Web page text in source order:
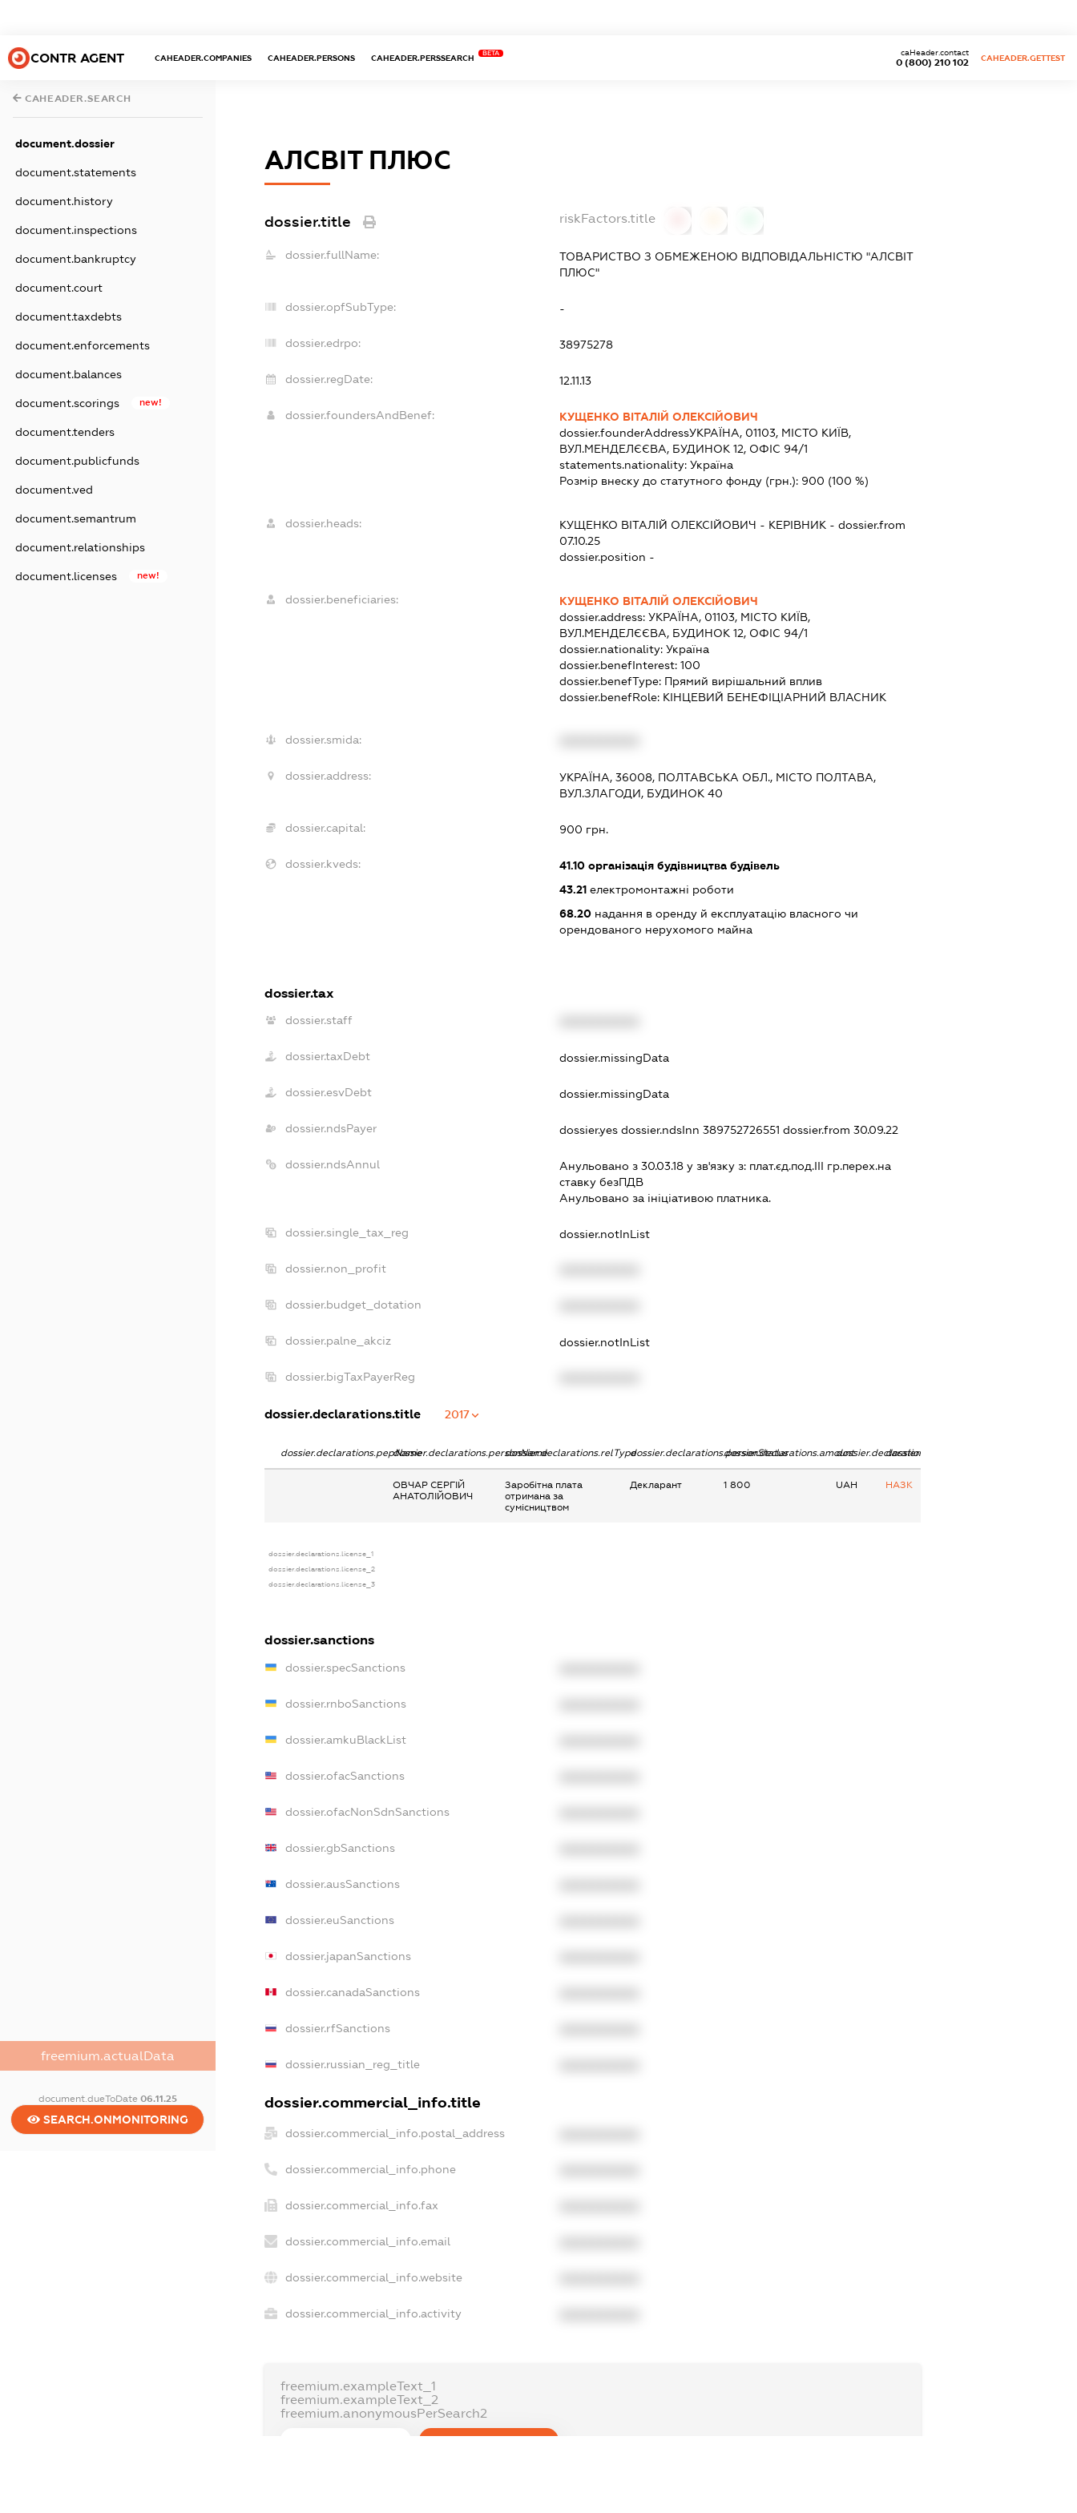
CONTR AGENT CAHEADER.COMPANIES CAHEADER.PERSONS CAHEADER.PERSSEARCH
BETA
0 (800) 210 102
caHeader.contact
CAHEADER.GETTEST
CAHEADER.SEARCH
document.dossier
document.statements
document.history
document.inspections
document.bankruptcy
document.court
document.taxdebts
document.enforcements
document.balances
document.scorings new!
document.tenders
document.publicfunds
document.ved
document.semantrum
document.relationships
document.licenses new!
freemium.actualData
document.dueToDate 06.11.25
SEARCH.ONMONITORING
АЛСВІТ ПЛЮС
dossier.title riskFactors.title
dossier.fullName:
ТОВАРИСТВО З ОБМЕЖЕНОЮ ВІДПОВІДАЛЬНІСТЮ "АЛСВІТ
ПЛЮС"
dossier.opfSubType: -
dossier.edrpo: 38975278
dossier.regDate: 12.11.13
dossier.foundersAndBenef:
КУЩЕНКО ВІТАЛІЙ ОЛЕКСІЙОВИЧ
dossier.founderAddressУКРАЇНА, 01103, МІСТО КИЇВ,
ВУЛ.МЕНДЕЛЄЄВА, БУДИНОК 12, ОФІС 94/1
statements.nationality:Україна
Розмір внеску до статутного фонду (грн.): 900 (100 %)
dossier.heads: КУЩЕНКО ВІТАЛІЙ ОЛЕКСІЙОВИЧ - КЕРІВНИК - dossier.from
07.10.25
dossier.position -
dossier.beneficiaries:
КУЩЕНКО ВІТАЛІЙ ОЛЕКСІЙОВИЧ
dossier.address:УКРАЇНА, 01103, МІСТО КИЇВ,
ВУЛ.МЕНДЕЛЄЄВА, БУДИНОК 12, ОФІС 94/1
dossier.nationality:Україна
dossier.benefInterest:100
dossier.benefType: Прямий вирішальний вплив
dossier.benefRole: КІНЦЕВИЙ БЕНЕФІЦІАРНИЙ ВЛАСНИК
dossier.smida:
dossier.address:
УКРАЇНА, 36008, ПОЛТАВСЬКА ОБЛ., МІСТО ПОЛТАВА,
ВУЛ.ЗЛАГОДИ, БУДИНОК 40
dossier.capital: 900 грн.
dossier.kveds: 41.10 організація будівництва будівель
43.21 електромонтажні роботи
68.20 надання в оренду й експлуатацію власного чи
орендованого нерухомого майна
dossier.tax
dossier.staff
dossier.taxDebt dossier.missingData
dossier.esvDebt dossier.missingData
dossier.ndsPayer dossier.yesdossier.ndsInn 389752726551dossier.from 30.09.22
dossier.ndsAnnul Анульовано з 30.03.18 у зв'язку з: плат.єд.под.III гр.перех.на
ставку безПДВ
Анульовано за iнiцiативою платника.
dossier.single_tax_reg dossier.notInList
dossier.non_profit
dossier.budget_dotation
dossier.palne_akciz dossier.notInList
dossier.bigTaxPayerReg
dossier.declarations.title 2017
dossier.declarations.pepNamedossier.declarations.personNamedossier.declarations.relTypedossier.declarations.personStatusdossier.declarations.amountdossier.declarations.currency
dossier.declarations.source
ОВЧАР СЕРГІЙ
АНАТОЛІЙОВИЧ
Заробітна плата
отримана за
сумісництвом
Декларант 1 800 UAH НАЗК
dossier.declarations.license_1
dossier.declarations.license_2
dossier.declarations.license_3
dossier.sanctions
dossier.specSanctions
dossier.rnboSanctions
dossier.amkuBlackList
dossier.ofacSanctions
dossier.ofacNonSdnSanctions
dossier.gbSanctions
dossier.ausSanctions
dossier.euSanctions
dossier.japanSanctions
dossier.canadaSanctions
dossier.rfSanctions
dossier.russian_reg_title
dossier.commercial_info.title
dossier.commercial_info.postal_address
dossier.commercial_info.phone
dossier.commercial_info.fax
dossier.commercial_info.email
dossier.commercial_info.website
dossier.commercial_info.activity
freemium.exampleText_1
freemium.exampleText_2
freemium.anonymousPerSearch2
FREEMIUM.REGISTER